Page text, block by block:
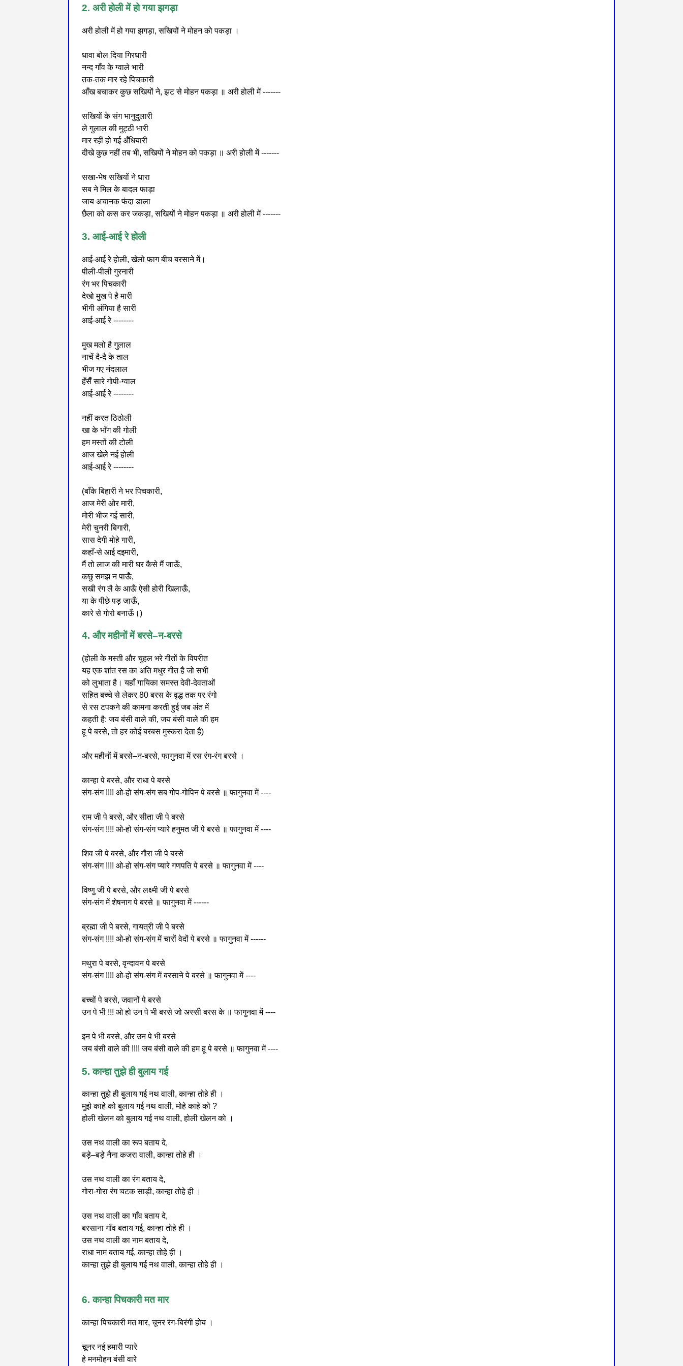
2. अरी होली में हो गया झगड़ा
अरी होली में हो गया झगड़ा, सखियों ने मोहन को पकड़ा ।
धावा बोल दिया गिरधारी
नन्द गाँव के ग्वाले भारी
तक-तक मार रहे पिचकारी
आँख बचाकर कुछ सखियों ने, झट से मोहन पकड़ा ॥ अरी होली में -------
सखियों के संग भानुदुलारी
ले गुलाल की मुट्ठी भारी
मार रहीं हो गई अँधियारी
दीखे कुछ नहीं तब भी, सखियों ने मोहन को पकड़ा ॥ अरी होली में -------
सखा-भेष सखियों ने धारा
सब ने मिल के बादल फाड़ा
जाय अचानक फंदा डाला
छैला को कस कर जकड़ा, सखियों ने मोहन पकड़ा ॥ अरी होली में -------
3. आई-आई रे होली
आई-आई रे होली, खेलो फाग बीच बरसाने में।
पीली-पीली गुरनारी
रंग भर पिचकारी
देखो मुख पे है मारी
भीगी अंगिया है सारी
आई-आई रे --------
मुख मलो है गुलाल
नाचें दै-दै के ताल
भीज गए नंदलाल
हँसैँ सारे गोपी-ग्वाल
आई-आई रे --------
नहीं करत ठिठोली
खा के भाँग की गोली
हम मस्तों की टोली
आज खेले नई होली
आई-आई रे --------
(बाँके बिहारी ने भर पिचकारी,
आज मेरी ओर मारी,
मोरी भीज गई सारी,
मेरी चुनरी बिगारी,
सास देगी मोहे गारी,
कहाँ-से आई दइमारी,
मैं तो लाज की मारी घर कैसे मैं जाऊँ,
कछु समझ न पाऊँ,
सखी रंग लै के आऊँ ऐसी होरी खिलाऊँ,
या के पीछे पड़ जाऊँ,
कारे से गोरो बनाऊँ।)
4. और महीनों में बरसे–न-बरसे
(होली के मस्ती और चुहल भरे गीतों के विपरीत
यह एक शांत रस का अति मधुर गीत है जो सभी
को लुभाता है। यहाँ गायिका समस्त देवी-देवताओं
सहित बच्चे से लेकर 80 बरस के वृद्ध तक पर रंगो
से रस टपकने की कामना करती हुई जब अंत में
कहती है: जय बंसी वाले की, जय बंसी वाले की हम
हू पे बरसे, तो हर कोई बरबस मुस्करा देता है)
और महीनों में बरसे–न-बरसे, फागुनवा में रस रंग-रंग बरसे ।
कान्हा पे बरसे, और राधा पे बरसे
संग-संग !!!! ओ-हो संग-संग सब गोप-गोपिन पे बरसे ॥ फागुनवा में ----
राम जी पे बरसे, और सीता जी पे बरसे
संग-संग !!!! ओ-हो संग-संग प्यारे हनुमत जी पे बरसे ॥ फागुनवा में ----
शिव जी पे बरसे, और गौरा जी पे बरसे
संग-संग !!!! ओ-हो संग-संग प्यारे गणपति पे बरसे ॥ फागुनवा में ----
विष्णु जी पे बरसे, और लक्ष्मी जी पे बरसे
संग-संग में शेषनाग पे बरसे ॥ फागुनवा में ------
ब्रह्मा जी पे बरसे, गायत्री जी पे बरसे
संग-संग !!!! ओ-हो संग-संग में चारों वेदों पे बरसे ॥ फागुनवा में ------
मथुरा पे बरसे, वृन्दावन पे बरसे
संग-संग !!!! ओ-हो संग-संग में बरसाने पे बरसे ॥ फागुनवा में ----
बच्चों पे बरसे, जवानों पे बरसे
उन पे भी !!! ओ हो उन पे भी बरसे जो अस्सी बरस के ॥ फागुनवा में ----
इन पे भी बरसे, और उन पे भी बरसे
जय बंसी वाले की !!!! जय बंसी वाले की हम हू पे बरसे ॥ फागुनवा में ----
5. कान्हा तुझे ही बुलाय गई
कान्हा तुझे ही बुलाय गई नथ वाली, कान्हा तोहे ही ।
मुझे काहे को बुलाय गई नथ वाली, मोहे काहे को ?
होली खेलन को बुलाय गई नथ वाली, होली खेलन को ।
उस नथ वाली का रूप बताय दे,
बड़े–बड़े नैना कजरा वाली, कान्हा तोहे ही ।
उस नथ वाली का रंग बताय दे,
गोरा-गोरा रंग चटक साड़ी, कान्हा तोहे ही ।
उस नथ वाली का गाँव बताय दे,
बरसाना गाँव बताय गई, कान्हा तोहे ही ।
उस नथ वाली का नाम बताय दे,
राधा नाम बताय गई, कान्हा तोहे ही ।
कान्हा तुझे ही बुलाय गई नथ वाली, कान्हा तोहे ही ।
6. कान्हा पिचकारी मत मार
कान्हा पिचकारी मत मार, चूनर रंग-बिरंगी होय ।
चूनर नई हमारी प्यारे
हे मनमोहन बंसी वारे